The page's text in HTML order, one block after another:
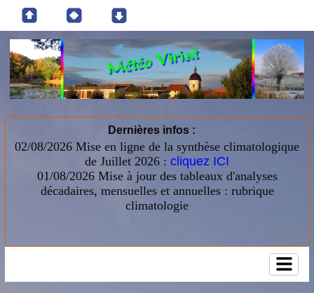
Dernières infos :
02/08/2026 Mise en ligne de la synthèse climatologique
de Juillet 2026 : cliquez ICI
01/08/2026 Mise à jour des tableaux d'analyses
décadaires, mensuelles et annuelles : rubrique
climatologie